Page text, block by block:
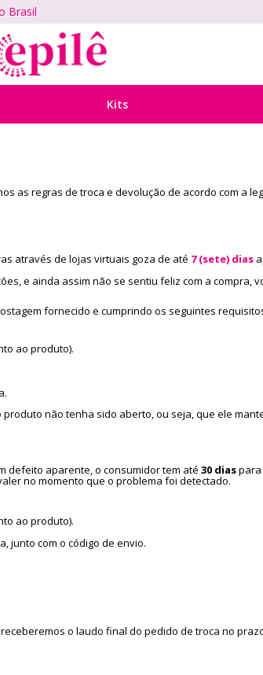
Brasil
Kits
as regras de troca e devolução de acordo com a
através de lojas virtuais goza de até 7 (sete) dias
e ainda assim não se sentiu feliz com a
fornecido e cumprindo os seguintes
ao produto).
não tenha sido aberto, ou seja, que ele
defeito aparente, o consumidor tem até 30 diaspara
no momento que o problema foi detectado.
ao produto).
junto com o código de envio.
o laudo final do pedido de troca no